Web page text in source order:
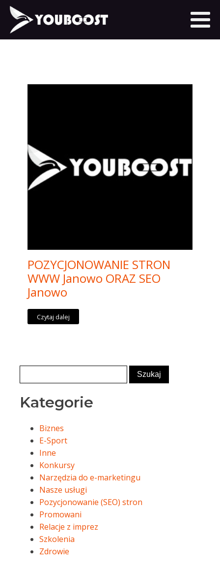
POZYCJONOWANIE STRON
WWW Janowo ORAZ SEO
Janowo
Czytaj dalej
Kategorie
Biznes
E-Sport
Inne
Konkursy
Narzędzia do e-marketingu
Nasze usługi
Pozycjonowanie (SEO) stron
Promowani
Relacje z imprez
Szkolenia
Zdrowie